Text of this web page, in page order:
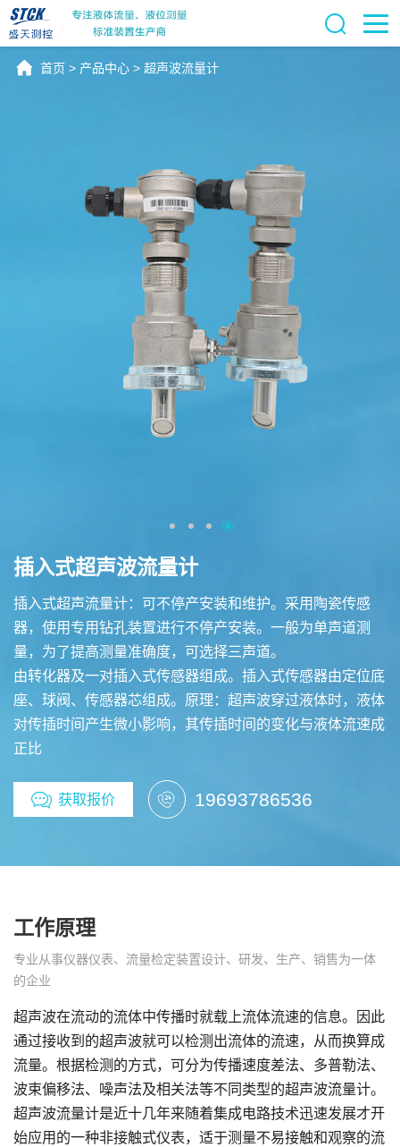
首页 > 产品中心 >超声波流量计
插入式超声波流量计
插入式超声流量计：可不停产安装和维护。采用陶瓷传感
器，使用专用钻孔装置进行不停产安装。一般为单声道测
量，为了提高测量准确度，可选择三声道。
由转化器及一对插入式传感器组成。插入式传感器由定位底
座、球阀、传感器芯组成。原理：超声波穿过液体时，液体
对传插时间产生微小影响，其传插时间的变化与液体流速成
正比
获取报价 19693786536
工作原理
专业从事仪器仪表、流量检定装置设计、研发、生产、销售为一体
的企业
超声波在流动的流体中传播时就载上流体流速的信息。因此
通过接收到的超声波就可以检测出流体的流速，从而换算成
流量。根据检测的方式，可分为传播速度差法、多普勒法、
波束偏移法、噪声法及相关法等不同类型的超声波流量计。
超声波流量计是近十几年来随着集成电路技术迅速发展才开
始应用的一种非接触式仪表，适于测量不易接触和观察的流